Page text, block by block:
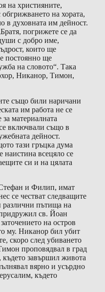
на християните,
обгрижването на хората,
в духовната им дейност.
погрижете се да
с добро име,
които ще
постоянно ще
на словото“. Така
Никанор, Тимон,
също били наричани
им работа не се
материалната
включвали също в
дейност.
тази гръцка дума
наистина всецяло се
си и на цялата
и Филип, имат
се честват следващите
пътища на
св. Йоан
на остров
му. Никанор бил убит
скоро след убиването
проповядвал в град
завършил живота
вярно и усърдно
където